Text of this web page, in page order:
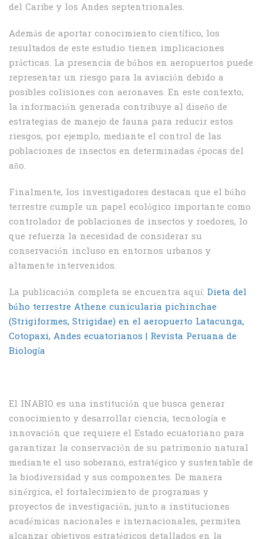
del Caribe y los Andes septentrionales.
Además de aportar conocimiento científico, los
resultados de este estudio tienen implicaciones
prácticas. La presencia de búhos en aeropuertos puede
representar un riesgo para la aviación debido a
posibles colisiones con aeronaves. En este contexto,
la información generada contribuye al diseño de
estrategias de manejo de fauna para reducir estos
riesgos, por ejemplo, mediante el control de las
poblaciones de insectos en determinadas épocas del
año.
Finalmente, los investigadores destacan que el búho
terrestre cumple un papel ecológico importante como
controlador de poblaciones de insectos y roedores, lo
que refuerza la necesidad de considerar su
conservación incluso en entornos urbanos y
altamente intervenidos.
La publicación completa se encuentra aquí: Dieta del
búho terrestre Athene cunicularia pichinchae
(Strigiformes, Strigidae) en el aeropuerto Latacunga,
Cotopaxi, Andes ecuatorianos | Revista Peruana de
Biología
El INABIO es una institución que busca generar
conocimiento y desarrollar ciencia, tecnología e
innovación que requiere el Estado ecuatoriano para
garantizar la conservación de su patrimonio natural
mediante el uso soberano, estratégico y sustentable de
la biodiversidad y sus componentes. De manera
sinérgica, el fortalecimiento de programas y
proyectos de investigación, junto a instituciones
académicas nacionales e internacionales, permiten